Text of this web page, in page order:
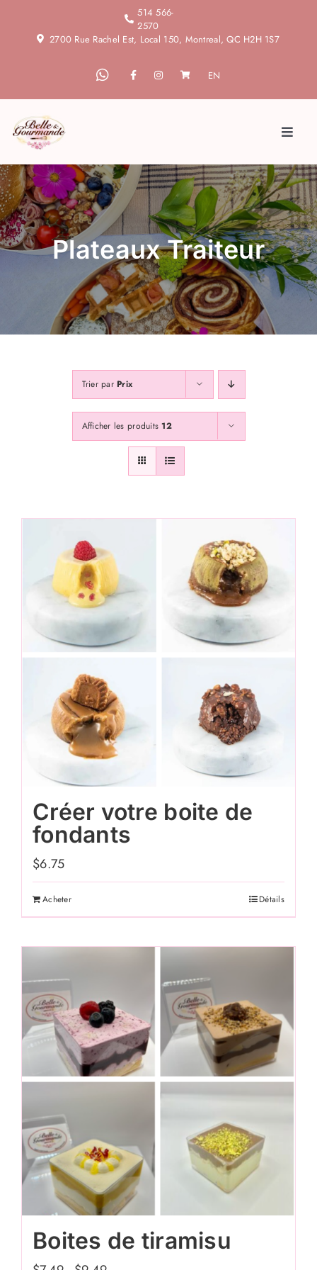
514 566-
2570
2700 Rue Rachel Est, Local 150, Montreal, QC H2H 1S7
EN
Toggle
Accueil
À propos
Services
Plateaux Traiteur
Trier par Prix
Afficher les produits12
Créer votre boite de
fondants
$6.75
Acheter Détails
Boites de tiramisu